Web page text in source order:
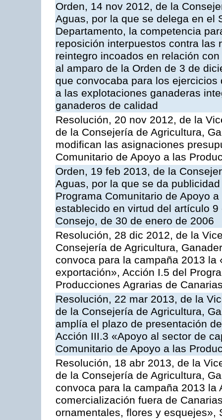
Orden, 14 nov 2012, de la
Aguas, por la que se delega en el
Departamento, la competencia
reposición interpuestos contra las
reintegro incoados en relación
al amparo de la Orden de 3 de
que convocaba para los
a las explotaciones ganaderas
ganaderos de calidad
Resolución, 20 nov 2012, de la
de la Consejería de Agricultura,
modifican las asignaciones
Comunitario de Apoyo a las
Orden, 19 feb 2013, de la
Aguas, por la que se da
Programa Comunitario de Apoyo
establecido en virtud del artículo
Consejo, de 30 de enero de 2006
Resolución, 28 dic 2012, de la
Consejería de Agricultura,
convoca para la campaña 2013
exportación», Acción I.5 del
Producciones Agrarias de
Resolución, 22 mar 2013, de la
de la Consejería de Agricultura,
amplía el plazo de presentación
Acción III.3 «Apoyo al sector de
Comunitario de Apoyo a las
Resolución, 18 abr 2013, de la
de la Consejería de Agricultura,
convoca para la campaña 2013 la
comercialización fuera de
ornamentales, flores y esquejes»,